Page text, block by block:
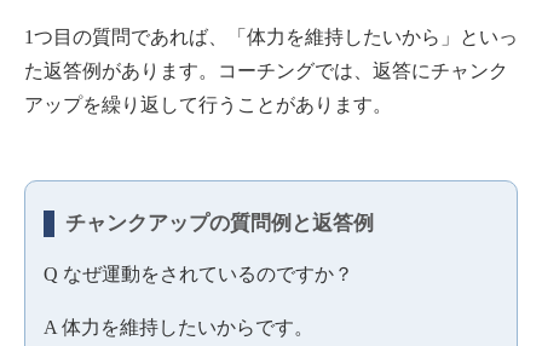
1つ目の質問であれば、「体力を維持したいから」といっ
た返答例があります。コーチングでは、返答にチャンク
アップを繰り返して行うことがあります。
チャンクアップの質問例と返答例
Q なぜ運動をされているのですか？
A 体力を維持したいからです。